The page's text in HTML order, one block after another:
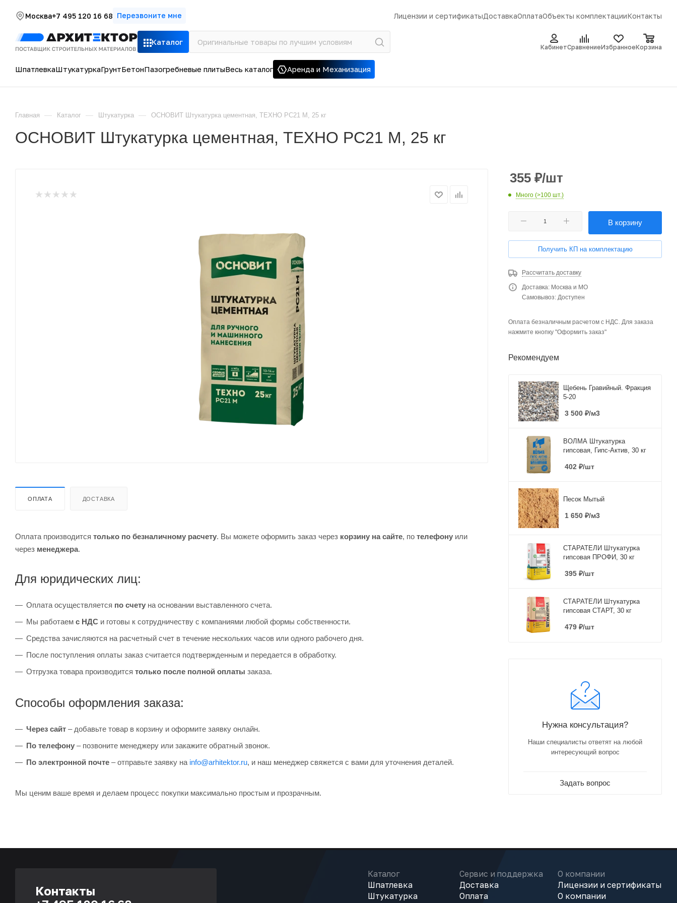
Москва+7 495 120 16 68 Перезвоните мне Лицензии и сертификатыДоставкаОплатаОбъекты комплектацииКонтакты
Каталог
КабинетСравнениеИзбранноеКорзина
ШпатлевкаШтукатуркаГрунтБетонПазогребневые плитыВесь каталог Аренда и Механизация
Главная — Каталог — Штукатурка — ОСНОВИТ Штукатурка цементная, ТЕХНО PC21 M, 25 кг
ОСНОВИТ Штукатурка цементная, ТЕХНО PC21 M, 25 кг
ОПЛАТА ДОСТАВКА
Оплата производится только по безналичному расчету. Вы можете оформить заказ через корзину на сайте, по телефону или
через менеджера.
Для юридических лиц:
Оплата осуществляется по счету на основании выставленного счета.
Мы работаем с НДС и готовы к сотрудничеству с компаниями любой формы собственности.
Средства зачисляются на расчетный счет в течение нескольких часов или одного рабочего дня.
После поступления оплаты заказ считается подтвержденным и передается в обработку.
Отгрузка товара производится только после полной оплаты заказа.
Способы оформления заказа:
Через сайт – добавьте товар в корзину и оформите заявку онлайн.
По телефону – позвоните менеджеру или закажите обратный звонок.
По электронной почте – отправьте заявку на info@arhitektor.ru, и наш менеджер свяжется с вами для уточнения деталей.
Мы ценим ваше время и делаем процесс покупки максимально простым и прозрачным.
355 ₽/шт
Много (>100 шт.)
В корзину
Получить КП на комплектацию
Рассчитать доставку
Доставка: Москва и МО
Самовывоз: Доступен
Оплата безналичным расчетом с НДС. Для заказа
нажмите кнопку "Оформить заказ"
Рекомендуем
Щебень Гравийный. Фракция
5-20
3 500 ₽/м3
ВОЛМА Штукатурка
гипсовая, Гипс-Актив, 30 кг
402 ₽/шт
Песок Мытый
1 650 ₽/м3
СТАРАТЕЛИ Штукатурка
гипсовая ПРОФИ, 30 кг
395 ₽/шт
СТАРАТЕЛИ Штукатурка
гипсовая СТАРТ, 30 кг
479 ₽/шт
Нужна консультация?
Наши специалисты ответят на любой
интересующий вопрос
Задать вопрос
Контакты
Каталог
Шпатлевка
Штукатурка
Сервис и поддержка
Доставка
Оплата
О компании
Лицензии и сертификаты
О компании